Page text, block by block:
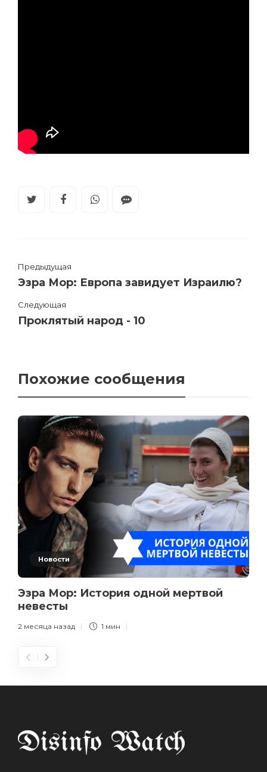
Предыдущая
Эзра Мор: Европа завидует Израилю?
Следующая
Проклятый народ - 10
Похожие сообщения
Новости
Эзра Мор: История одной мертвой
невесты
2 месяца назад 1 мин